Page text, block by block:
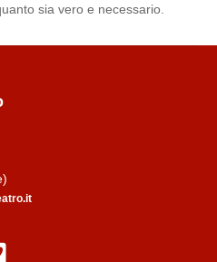
sia vero e necessario.